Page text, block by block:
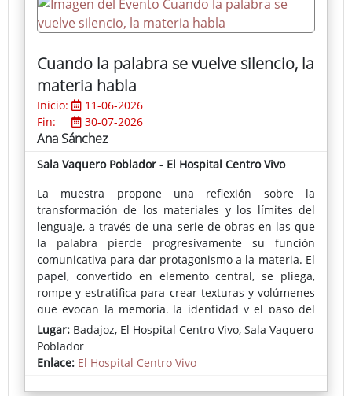
Cuando la palabra se vuelve silencio, la
materia habla
Inicio:
11-06-2026
Fin:
30-07-2026
Ana Sánchez
Sala Vaquero Poblador - El Hospital Centro Vivo
La muestra propone una reflexión sobre la
transformación de los materiales y los límites del
lenguaje, a través de una serie de obras en las que
la palabra pierde progresivamente su función
comunicativa para dar protagonismo a la materia. El
papel, convertido en elemento central, se pliega,
rompe y estratifica para crear texturas y volúmenes
que evocan la memoria, la identidad y el paso del
tiempo.
Las piezas, elaboradas a partir de materiales
recuperados del entorno urbano, reflejan además el
compromiso de la artista con el reciclaje y la
Lugar: Badajoz, El Hospital Centro Vivo, Sala Vaquero
Poblador
Enlace: El Hospital Centro Vivo